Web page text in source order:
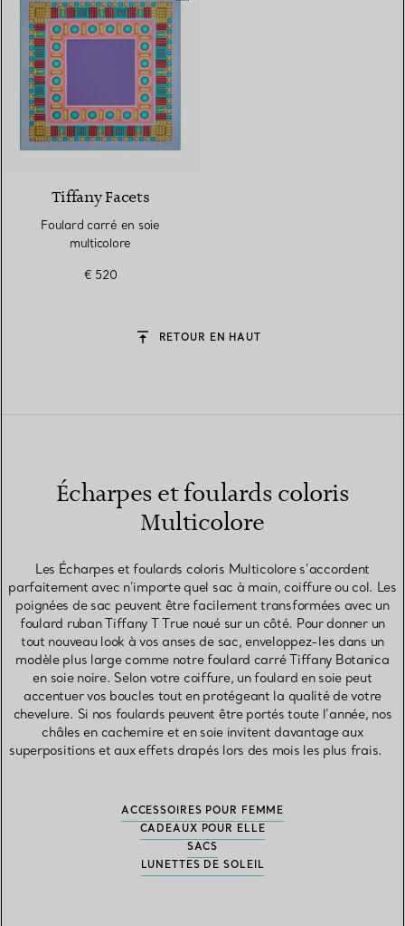
Tiffany Facets
Foulard carré en soie
multicolore
€ 520
RETOUR EN HAUT
Écharpes et foulards coloris
Multicolore
Les Écharpes et foulards coloris Multicolore s’accordent
parfaitement avec n’importe quel sac à main, coiffure ou col. Les
poignées de sac peuvent être facilement transformées avec un
foulard ruban Tiffany T True noué sur un côté. Pour donner un
tout nouveau look à vos anses de sac, enveloppez-les dans un
modèle plus large comme notre foulard carré Tiffany Botanica
en soie noire. Selon votre coiffure, un foulard en soie peut
accentuer vos boucles tout en protégeant la qualité de votre
chevelure. Si nos foulards peuvent être portés toute l’année, nos
châles en cachemire et en soie invitent davantage aux
superpositions et aux effets drapés lors des mois les plus frais.
ACCESSOIRES POUR FEMME
CADEAUX POUR ELLE
SACS
LUNETTES DE SOLEIL